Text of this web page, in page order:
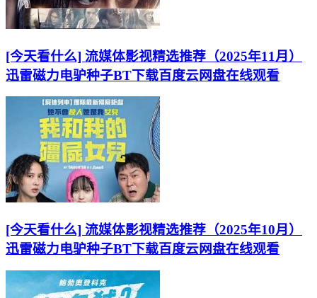
[今天看什么] 流媒体影视精选推荐（2025年11月）
迅雷磁力电驴种子BT下载百度云网盘在线观看
[今天看什么] 流媒体影视精选推荐（2025年10月）
迅雷磁力电驴种子BT下载百度云网盘在线观看